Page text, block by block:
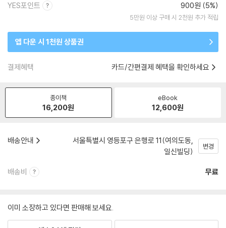
YES포인트 900원 (5%)
5만원 이상 구매 시 2천원 추가 적립
앱 다운 시 1천원 상품권
결제혜택 카드/간편결제 혜택을 확인하세요
종이책
16,200원
eBook
12,600원
배송안내
서울특별시 영등포구 은행로 11(여의도동,
일신빌딩)
변경
배송비 무료
이미 소장하고 있다면 판매해 보세요.